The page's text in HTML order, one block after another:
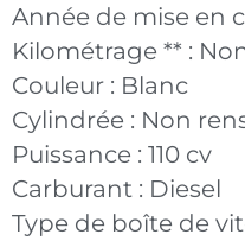
Année de mise en
Kilométrage ** :
Couleur : Blanc
Cylindrée : Non
Puissance : 110 cv
Carburant : Diesel
Type de boîte de